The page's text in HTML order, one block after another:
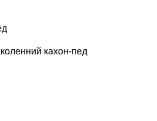
кахон-пед